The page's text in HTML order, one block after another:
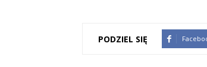
PODZIEL SIĘ